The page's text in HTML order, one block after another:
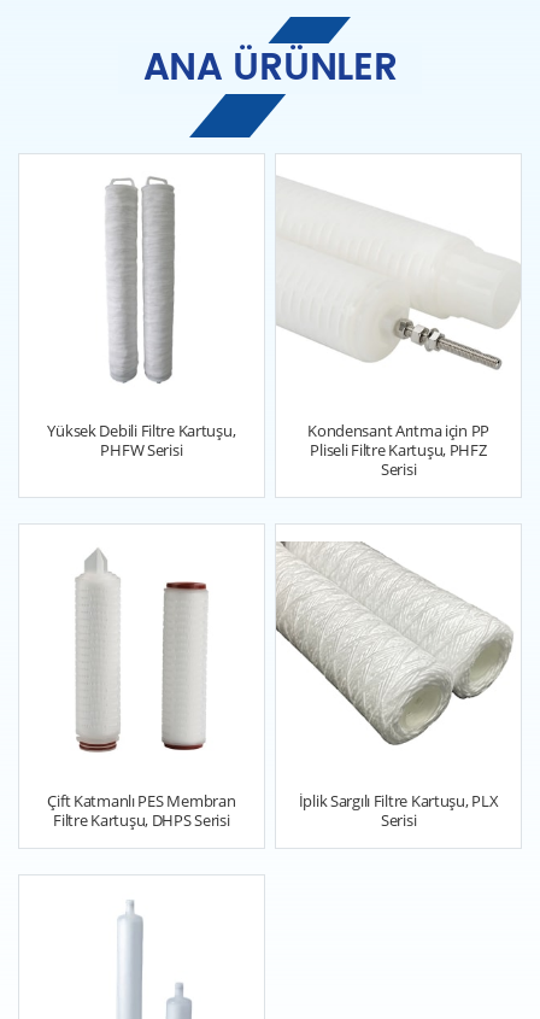
ANA ÜRÜNLER
Yüksek Debili Filtre Kartuşu,
PHFW Serisi
Kondensant Arıtma için PP
Pliseli Filtre Kartuşu, PHFZ
Serisi
Çift Katmanlı PES Membran
Filtre Kartuşu, DHPS Serisi
İplik Sargılı Filtre Kartuşu, PLX
Serisi